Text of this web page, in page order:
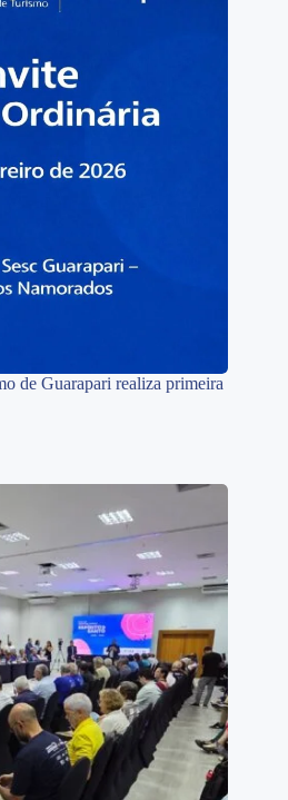
de Guarapari realiza primeira